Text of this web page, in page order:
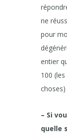
ne
pour
entier
100
choses)
– Si
quelle